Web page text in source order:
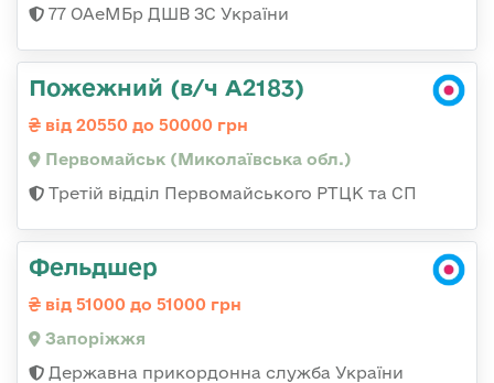
77 ОАеМБр ДШВ ЗС України
Пожежний (в/ч А2183)
від 20550 до 50000 грн
Первомайськ (Миколаївська обл.)
Третій відділ Первомайського РТЦК та СП
Фельдшер
від 51000 до 51000 грн
Запоріжжя
Державна прикордонна служба України